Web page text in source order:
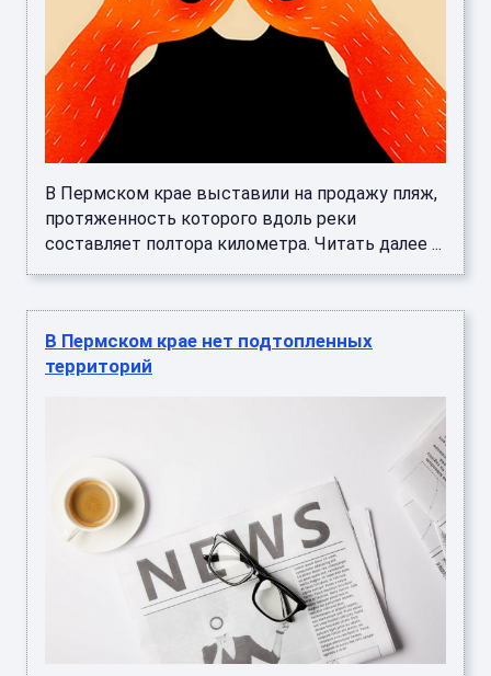
В Пермском крае выставили на продажу пляж,
протяженность которого вдоль реки
составляет полтора километра. Читать далее ...
В Пермском крае нет подтопленных
территорий